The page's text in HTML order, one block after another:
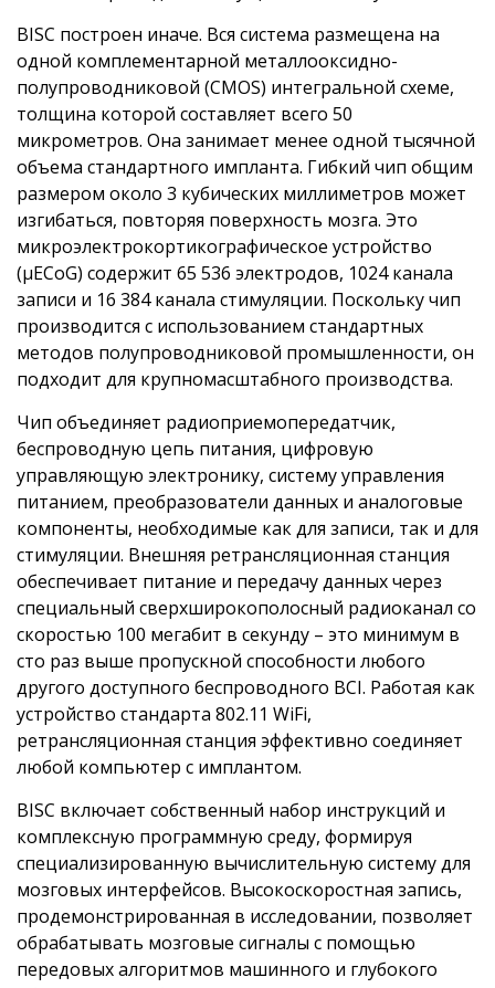
BISC построен иначе. Вся система размещена на
одной комплементарной металлооксидно-
полупроводниковой (CMOS) интегральной схеме,
толщина которой составляет всего 50
микрометров. Она занимает менее одной тысячной
объема стандартного импланта. Гибкий чип общим
размером около 3 кубических миллиметров может
изгибаться, повторяя поверхность мозга. Это
микроэлектрокортикографическое устройство
(µECoG) содержит 65 536 электродов, 1024 канала
записи и 16 384 канала стимуляции. Поскольку чип
производится с использованием стандартных
методов полупроводниковой промышленности, он
подходит для крупномасштабного производства.
Чип объединяет радиоприемопередатчик,
беспроводную цепь питания, цифровую
управляющую электронику, систему управления
питанием, преобразователи данных и аналоговые
компоненты, необходимые как для записи, так и для
стимуляции. Внешняя ретрансляционная станция
обеспечивает питание и передачу данных через
специальный сверхширокополосный радиоканал со
скоростью 100 мегабит в секунду – это минимум в
сто раз выше пропускной способности любого
другого доступного беспроводного BCI. Работая как
устройство стандарта 802.11 WiFi,
ретрансляционная станция эффективно соединяет
любой компьютер с имплантом.
BISC включает собственный набор инструкций и
комплексную программную среду, формируя
специализированную вычислительную систему для
мозговых интерфейсов. Высокоскоростная запись,
продемонстрированная в исследовании, позволяет
обрабатывать мозговые сигналы с помощью
передовых алгоритмов машинного и глубокого